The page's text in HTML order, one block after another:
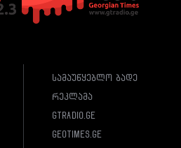
სამაუწყებლო ბადე
რეკლამა
gtradio.ge
geotimes.ge